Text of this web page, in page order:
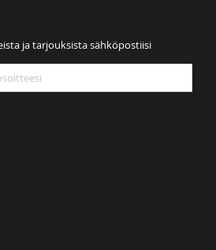
ja tarjouksista sähköpostiisi